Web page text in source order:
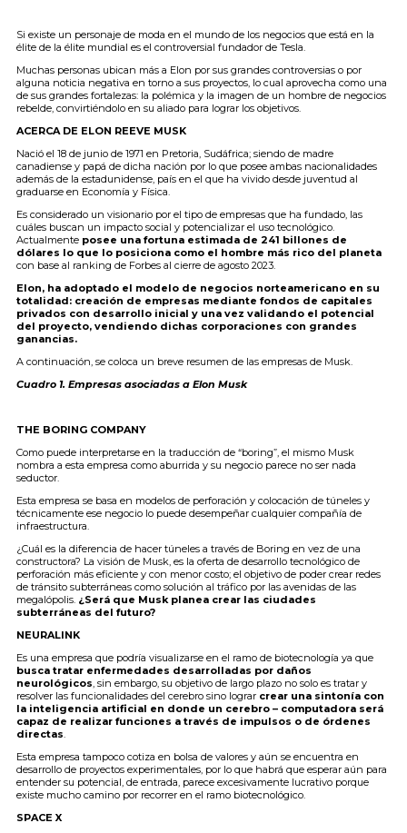
Si existe un personaje de moda en el mundo de los negocios que está en la
élite de la élite mundial es el controversial fundador de Tesla.
Muchas personas ubican más a Elon por sus grandes controversias o por
alguna noticia negativa en torno a sus proyectos, lo cual aprovecha como una
de sus grandes fortalezas: la polémica y la imagen de un hombre de negocios
rebelde, convirtiéndolo en su aliado para lograr los objetivos.
ACERCA DE ELON REEVE MUSK
Nació el 18 de junio de 1971 en Pretoria, Sudáfrica; siendo de madre
canadiense y papá de dicha nación por lo que posee ambas nacionalidades
además de la estadunidense, país en el que ha vivido desde juventud al
graduarse en Economía y Física.
Es considerado un visionario por el tipo de empresas que ha fundado, las
cuáles buscan un impacto social y potencializar el uso tecnológico.
Actualmente posee una fortuna estimada de 241 billones de
dólares lo que lo posiciona como el hombre más rico del planeta
con base al ranking de Forbes al cierre de agosto 2023.
Elon, ha adoptado el modelo de negocios norteamericano en su
totalidad: creación de empresas mediante fondos de capitales
privados con desarrollo inicial y una vez validando el potencial
del proyecto, vendiendo dichas corporaciones con grandes
ganancias.
A continuación, se coloca un breve resumen de las empresas de Musk.
Cuadro 1. Empresas asociadas a Elon Musk
THE BORING COMPANY
Como puede interpretarse en la traducción de “boring”, el mismo Musk
nombra a esta empresa como aburrida y su negocio parece no ser nada
seductor.
Esta empresa se basa en modelos de perforación y colocación de túneles y
técnicamente ese negocio lo puede desempeñar cualquier compañía de
infraestructura.
¿Cuál es la diferencia de hacer túneles a través de Boring en vez de una
constructora? La visión de Musk, es la oferta de desarrollo tecnológico de
perforación más eficiente y con menor costo; el objetivo de poder crear redes
de tránsito subterráneas como solución al tráfico por las avenidas de las
megalópolis. ¿Será que Musk planea crear las ciudades
subterráneas del futuro?
NEURALINK
Es una empresa que podría visualizarse en el ramo de biotecnología ya que
busca tratar enfermedades desarrolladas por daños
neurológicos, sin embargo, su objetivo de largo plazo no solo es tratar y
resolver las funcionalidades del cerebro sino lograr crear una sintonía con
la inteligencia artificial en donde un cerebro – computadora será
capaz de realizar funciones a través de impulsos o de órdenes
directas.
Esta empresa tampoco cotiza en bolsa de valores y aún se encuentra en
desarrollo de proyectos experimentales, por lo que habrá que esperar aún para
entender su potencial, de entrada, parece excesivamente lucrativo porque
existe mucho camino por recorrer en el ramo biotecnológico.
SPACE X